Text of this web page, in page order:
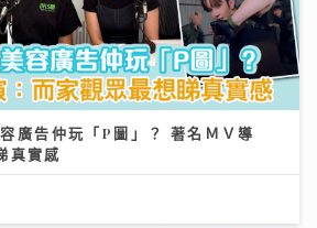
廣告仲玩「P圖」？ 著名ＭＶ導
真實感